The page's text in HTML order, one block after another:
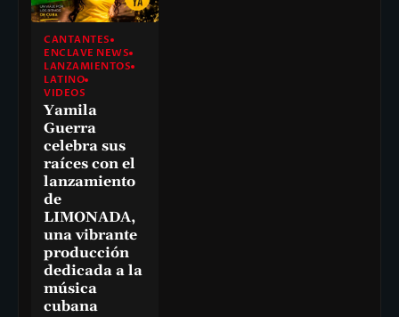
CANTANTES
ENCLAVE NEWS
LANZAMIENTOS
LATINO
VIDEOS
Yamila
Guerra
celebra sus
raíces con el
lanzamiento
de
LIMONADA,
una vibrante
producción
dedicada a la
música
cubana